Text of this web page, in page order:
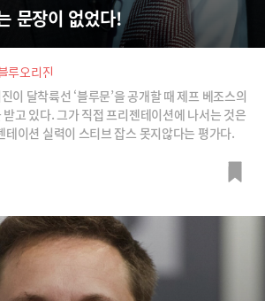
문장이 없었다!
루오리진
이 달착륙선 ‘블루문’을 공개할 때 제프 베조스의
고 있다. 그가 직접 프리젠테이션에 나서는 것은
테이션 실력이 스티브 잡스 못지않다는 평가다.